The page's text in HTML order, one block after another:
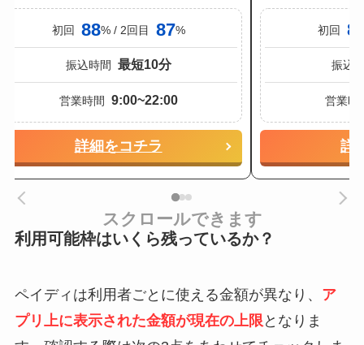
初回 88% / 2回目 87%
振込時間 最短10分
営業時間 9:00~22:00
詳細をコチラ
初回
振込
営業時
詳
スクロールできます
利用可能枠はいくら残っているか？
ペイディは利用者ごとに使える金額が異なり、 ア
プリ上に表示された金額が現在の上限となりま